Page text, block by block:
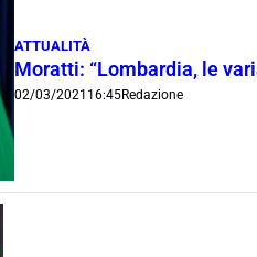
ATTUALITÀ
Moratti: “Lombardia, le
02/03/2021 16:45Redazione